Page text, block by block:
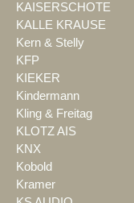
KAISERSCHOTE
KALLE KRAUSE
Kern & Stelly
KFP
KIEKER
Kindermann
Kling & Freitag
KLOTZ AIS
KNX
Kobold
Kramer